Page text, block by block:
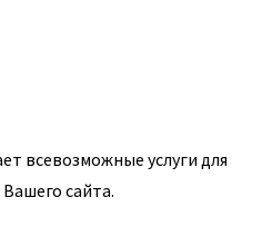
всевозможные услуги для
сайта.